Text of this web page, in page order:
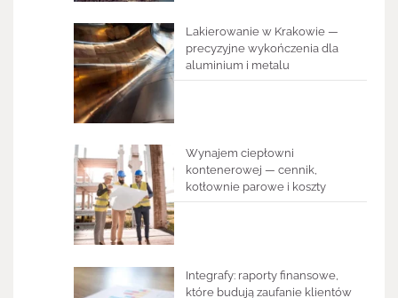
Lakierowanie w Krakowie —
precyzyjne wykończenia dla
aluminium i metalu
Wynajem ciepłowni
kontenerowej — cennik,
kotłownie parowe i koszty
Integrafy: raporty finansowe,
które budują zaufanie klientów